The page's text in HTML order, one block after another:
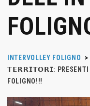
INTERVOLLEY FOLIGNO >
𝗧𝗘𝗥𝗥𝗜𝗧𝗢𝗥𝗜: PRESENTI
FOLIGNO!!!